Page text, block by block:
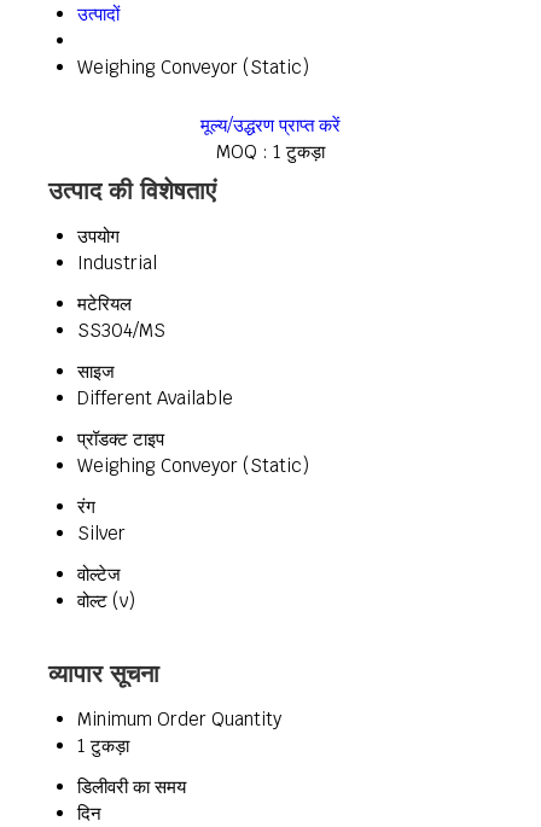
उत्पादों
Weighing Conveyor (Static)
मूल्य/उद्धरण प्राप्त करें
MOQ : 1 टुकड़ा
उत्पाद की विशेषताएं
उपयोग
Industrial
मटेरियल
SS304/MS
साइज
Different Available
प्रॉडक्ट टाइप
Weighing Conveyor (Static)
रंग
Silver
वोल्टेज
वोल्ट (v)
व्यापार सूचना
Minimum Order Quantity
1 टुकड़ा
डिलीवरी का समय
दिन